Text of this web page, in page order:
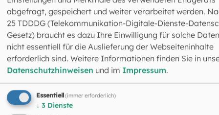
© Stadtpastoral / EOM
abgefragt, gespeichert und weiter verarbeitet werden.
25 TDDDG (Telekommunikation-Digitale-Dienste-
Gesetz) braucht es dazu Ihre Einwilligung für solche
nicht essentiell für die Auslieferung der Webseiteninhalte
erforderlich sind. Weitere Informationen finden Sie in
Datenschutzhinweisen und im Impressum.
Essentiell(immer erforderlich)
↓ 3 Dienste